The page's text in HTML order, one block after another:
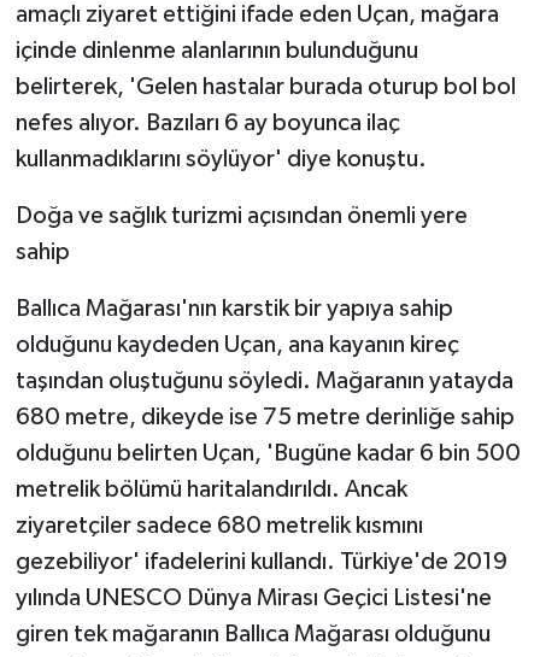
amaçlı ziyaret ettiğini ifade eden Uçan, mağara
içinde dinlenme alanlarının bulunduğunu
belirterek, 'Gelen hastalar burada oturup bol bol
nefes alıyor. Bazıları 6 ay boyunca ilaç
kullanmadıklarını söylüyor' diye konuştu.
Doğa ve sağlık turizmi açısından önemli yere
sahip
Ballıca Mağarası'nın karstik bir yapıya sahip
olduğunu kaydeden Uçan, ana kayanın kireç
taşından oluştuğunu söyledi. Mağaranın yatayda
680 metre, dikeyde ise 75 metre derinliğe sahip
olduğunu belirten Uçan, 'Bugüne kadar 6 bin 500
metrelik bölümü haritalandırıldı. Ancak
ziyaretçiler sadece 680 metrelik kısmını
gezebiliyor' ifadelerini kullandı. Türkiye'de 2019
yılında UNESCO Dünya Mirası Geçici Listesi'ne
giren tek mağaranın Ballıca Mağarası olduğunu